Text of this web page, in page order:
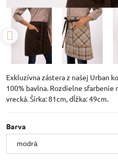
Exkluzívna zástera z našej Urban
100% bavlna. Rozdielne sfarbenie
vrecká. Šírka: 81cm, dĺžka: 49cm.
Barva